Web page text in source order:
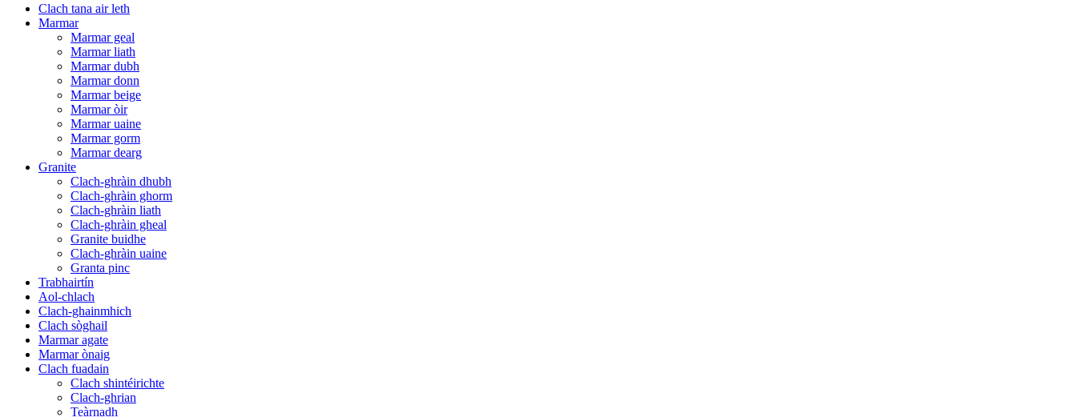
Clach tana air leth
Marmar
Marmar geal
Marmar liath
Marmar dubh
Marmar donn
Marmar beige
Marmar òir
Marmar uaine
Marmar gorm
Marmar dearg
Granite
Clach-ghràin dhubh
Clach-ghràin ghorm
Clach-ghràin liath
Clach-ghràin gheal
Granite buidhe
Clach-ghràin uaine
Granta pinc
Trabhairtín
Aol-chlach
Clach-ghainmhich
Clach sòghail
Marmar agate
Marmar ònaig
Clach fuadain
Clach shintéirichte
Clach-ghrian
Teàrnadh